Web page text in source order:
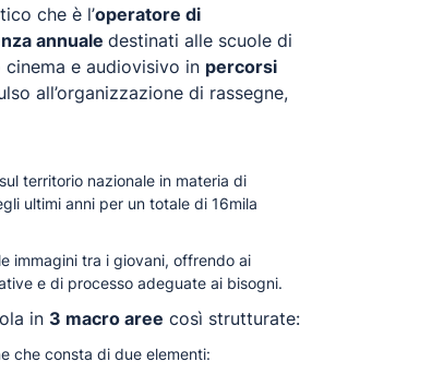
che è l’operatore di
annuale destinati alle scuole di
e audiovisivo in percorsi
all’organizzazione di rassegne,
territorio nazionale in materia di
ultimi anni per un totale di 16mila
immagini tra i giovani, offrendo ai
e di processo adeguate ai bisogni.
in 3 macro aree così strutturate:
che consta di due elementi: